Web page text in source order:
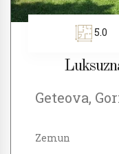
5.0
Geteova,
Zemun